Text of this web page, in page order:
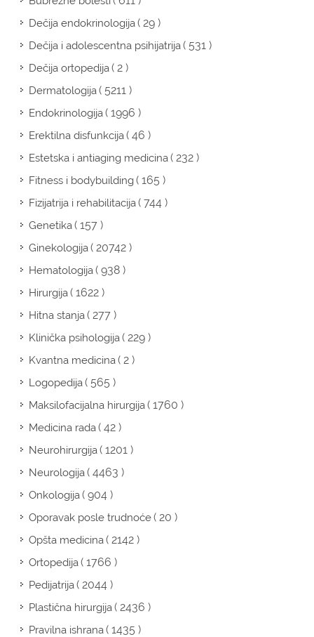
Dečija endokrinologija( 29 )
Dečija i adolescentna psihijatrija( 531 )
Dečija ortopedija( 2 )
Dermatologija( 5211 )
Endokrinologija( 1996 )
Erektilna disfunkcija( 46 )
Estetska i antiaging medicina( 232 )
Fitness i bodybuilding( 165 )
Fizijatrija i rehabilitacija( 744 )
Genetika( 157 )
Ginekologija( 20742 )
Hematologija( 938 )
Hirurgija( 1622 )
Hitna stanja( 277 )
Klinička psihologija( 229 )
Kvantna medicina( 2 )
Logopedija( 565 )
Maksilofacijalna hirurgija( 1760 )
Medicina rada( 42 )
Neurohirurgija( 1201 )
Neurologija( 4463 )
Onkologija( 904 )
Oporavak posle trudnoće( 20 )
Opšta medicina( 2142 )
Ortopedija( 1766 )
Pedijatrija( 2044 )
Plastična hirurgija( 2436 )
Pravilna ishrana( 1435 )